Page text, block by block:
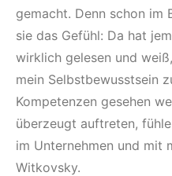
gemacht. Denn schon im
sie das Gefühl: Da hat
wirklich gelesen und
mein Selbstbewusstsein
Kompetenzen gesehen
überzeugt auftreten,
im Unternehmen und mit
Witkovsky.